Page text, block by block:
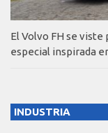
El Volvo FH se viste
especial inspirada
INDUSTRIA